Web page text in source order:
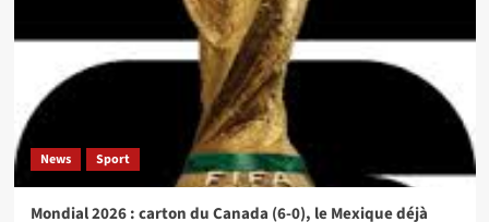
News Sport
Mondial 2026 : carton du Canada (6-0), le Mexique déjà